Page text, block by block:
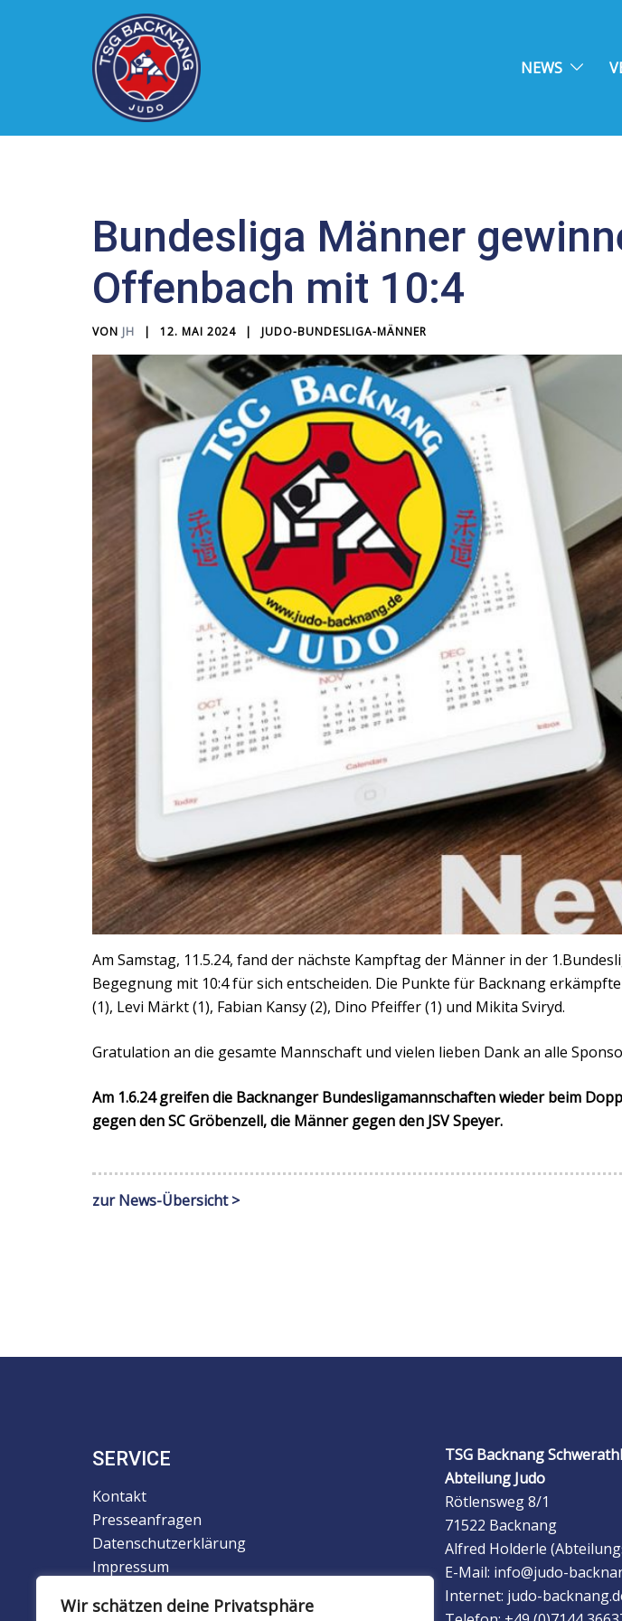
Wir schätzen deine Privatsphäre
NEWS
Bundesliga Männer
Offenbach mit 10:4
VON JH 12. MAI 2024 JUDO-BUNDESLIGA-MÄNNER
Am Samstag, 11.5.24, fand der nächste Kampftag der Männer in der
Begegnung mit 10:4 für sich entscheiden. Die Punkte für Backnang
(1), Levi Märkt (1), Fabian Kansy (2), Dino Pfeiffer (1) und Mikita Sviryd.
Gratulation an die gesamte Mannschaft und vielen lieben Dank an alle
Am 1.6.24 greifen die Backnanger Bundesligamannschaften wieder beim
gegen den SC Gröbenzell, die Männer gegen den JSV Speyer.
zur News-Übersicht >
SERVICE
Kontakt
Presseanfragen
Datenschutzerklärung
Impressum
Downloads
TSG Backnang
Abteilung Judo
Rötlensweg 8/1
71522 Backnang
Alfred Holderle
E-Mail: info@judo-
Internet: judo-